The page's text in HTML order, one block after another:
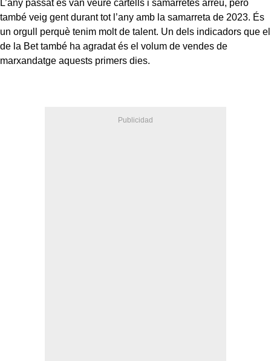
L’any passat es van veure cartells i samarretes arreu, però
també veig gent durant tot l’any amb la samarreta de 2023. És
un orgull perquè tenim molt de talent. Un dels indicadors que el
de la Bet també ha agradat és el volum de vendes de
marxandatge aquests primers dies.